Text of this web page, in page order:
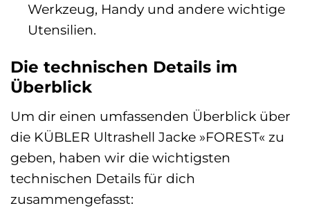
Werkzeug, Handy und andere wichtige
Utensilien.
Die technischen Details im
Überblick
Um dir einen umfassenden Überblick über
die KÜBLER Ultrashell Jacke »FOREST« zu
geben, haben wir die wichtigsten
technischen Details für dich
zusammengefasst: